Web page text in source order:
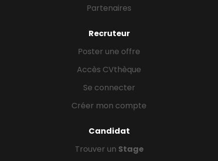
Partenaires
Recruteur
Poster une offre
Accès CVthèque
Se connecter
Créer mon compte
Candidat
Trouver un Stage